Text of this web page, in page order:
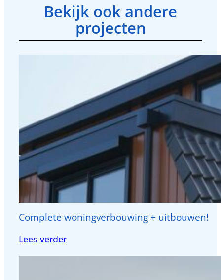
Bekijk ook andere
projecten
Complete woningverbouwing + uitbouwen!
Lees verder:
Complete